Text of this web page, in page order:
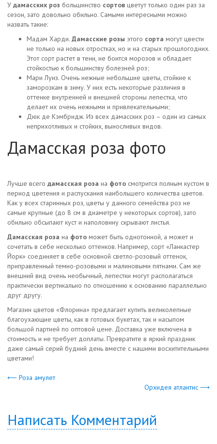
У дамасских роз большинство сортов цветут только один раз за
сезон, зато довольно обильно. Самыми интересными можно
назвать такие:
Мадам Харди. Дамасские розы этого сорта могут цвести
не только на новых отростках, но и на старых прошлогодних.
Этот сорт растет в тени, не боится морозов и обладает
стойкостью к большинству болезней роз;
Мари Луиз. Очень нежные небольшие цветы, стойкие к
заморозкам в зиму. У них есть некоторые различия в
оттенке внутренней и внешней стороны лепестка, что
делает их очень нежными и привлекательными;
Дюк де Кэмбридж. Из всех дамасских роз – один из самых
неприхотливых и стойких, выносливых видов.
Дамасская роза фото
Лучше всего дамасская роза на фото смотрится полным кустом в
период цветения и распускания наибольшего количества цветов.
Как у всех старинных роз, цветы у данного семейства роз не
самые крупные (до 8 см в диаметре у некоторых сортов), зато
обильно обсыпают куст и наполовину скрывают листья.
Дамасская роза на фото может быть однотонной, а может и
сочетать в себе несколько оттенков. Например, сорт «Ланкастер
Йорк» соединяет в себе основной светло-розовый оттенок,
приправленный темно-розовыми и малиновыми пятнами. Сам же
внешний вид очень необычный, лепестки могут располагаться
практически вертикально по отношению к основанию параллельно
друг другу.
Магазин цветов «Флорина» предлагает купить великолепные
благоухающие цветы, как в готовых букетах, так и насыпом
большой партией по оптовой цене. Доставка уже включена в
стоимость и не требует доплаты. Превратите в яркий праздник
даже самый серий будний день вместе с нашими восхитительными
цветами!
⟵ Роза амулет
Орхидея атлантис ⟶
Написать Комментарий